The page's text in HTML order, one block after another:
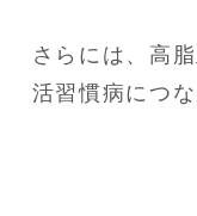
さらには、高
活習慣病につ